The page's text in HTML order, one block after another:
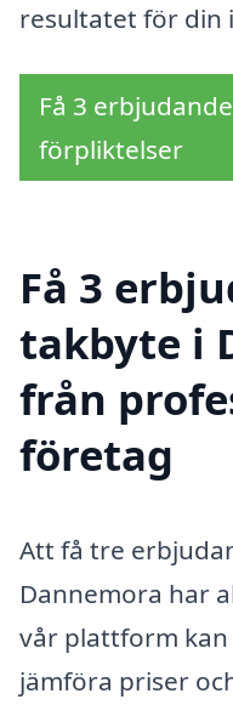
resultatet för din
Få 3
förpliktelser
Få 3
takbyte i
från
företag
Att få tre
Dannemora har
vår plattform
jämföra priser